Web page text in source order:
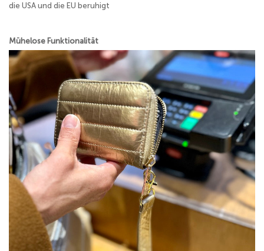
die USA und die EU beruhigt
Mühelose Funktionalität